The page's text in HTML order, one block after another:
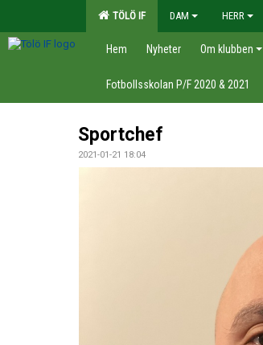
TÖLÖ IF DAM HERR
Hem Nyheter Om klubben
Fotbollsskolan P/F 2020 & 2021
Sportchef
2021-01-21 18:04